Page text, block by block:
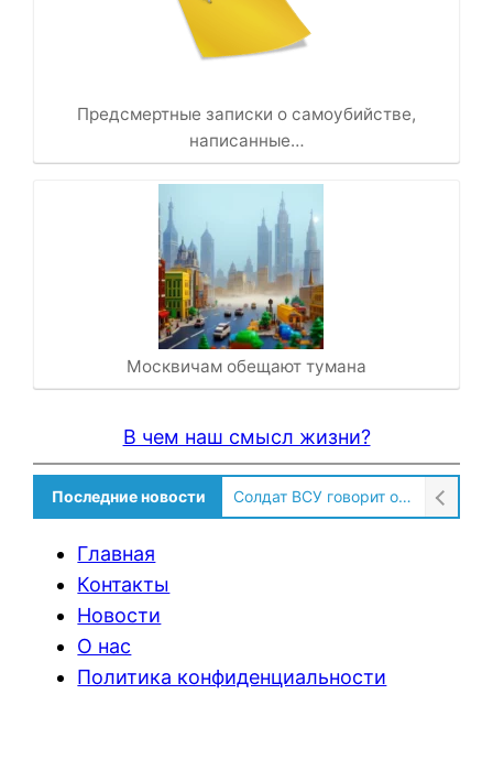
Предсмертные записки о самоубийстве,
написанные…
Москвичам обещают тумана
В чем наш смысл жизни?
Последние новости Солдат ВСУ говорит о том, чтобы продавали топливо для ремонта техники в Угледаре
Главная
Контакты
Новости
О нас
Политика конфиденциальности